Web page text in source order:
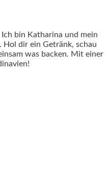
bin Katharina und mein
Hol dir ein Getränk, schau
was backen. Mit einer